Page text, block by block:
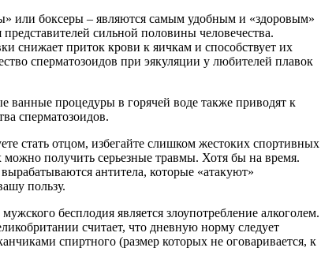
или боксеры – являются самым удобным и «здоровым»
сильной половины человечества.
снижает приток крови к яичкам и способствует их
сперматозоидов при эякуляции у любителей плавок
ванные процедуры в горячей воде также приводят к
сперматозоидов.
стать отцом, избегайте слишком жестоких спортивных
можно получить серьезные травмы. Хотя бы на время.
антитела, которые «атакуют»
пользу.
бесплодия является злоупотребление алкоголем.
считает, что дневную норму следует
спиртного (размер которых не оговаривается, к